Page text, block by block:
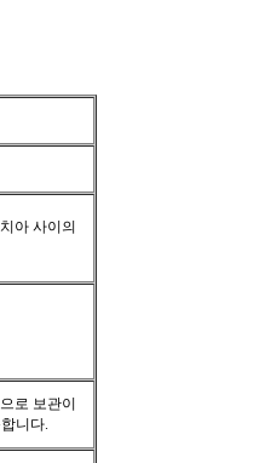
아 사이의
로 보관이
니다.